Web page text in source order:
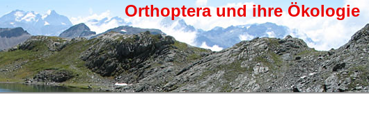
Orthoptera und ihre Ökologie